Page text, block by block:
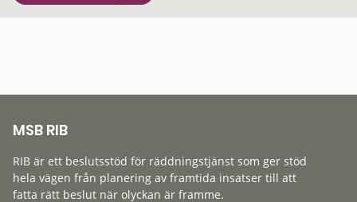
MSB RIB
RIB är ett beslutsstöd för räddningstjänst som ger stöd
hela vägen från planering av framtida insatser till att
fatta rätt beslut när olyckan är framme.